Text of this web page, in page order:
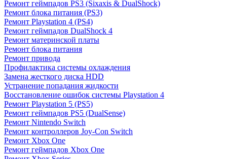
Ремонт геймпадов PS3 (Sixaxis & DualShock)
Ремонт блока питания (PS3)
Ремонт Playstation 4 (PS4)
Ремонт геймпадов DualShock 4
Ремонт материнской платы
Ремонт блока питания
Ремонт привода
Профилактика системы охлаждения
Замена жесткого диска HDD
Устранение попадания жидкости
Восстановление ошибок системы Playstation 4
Ремонт Playstation 5 (PS5)
Ремонт геймпадов PS5 (DualSense)
Ремонт Nintendo Switch
Ремонт контроллеров Joy-Con Switch
Ремонт Xbox One
Ремонт геймпадов Xbox One